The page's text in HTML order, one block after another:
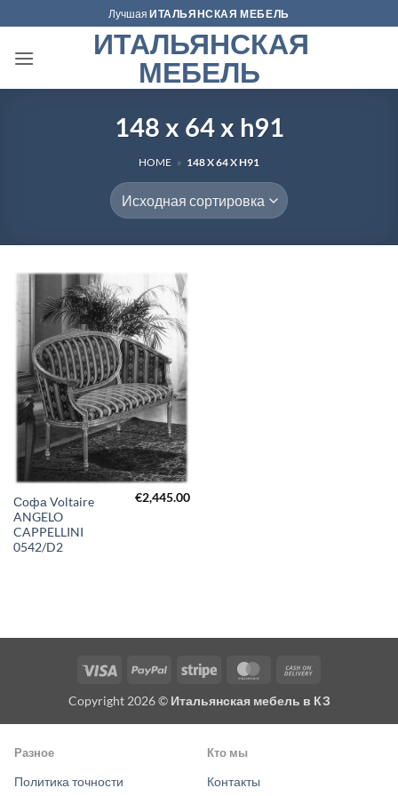
to
content
ЛучшаяИТАЛЬЯНСКАЯ МЕБЕЛЬ
ИТАЛЬЯНСКАЯ
МЕБЕЛЬ
148 x 64 x h91
HOME » 148 X 64 X H91
Софа Voltaire
ANGELO
CAPPELLINI
0542/D2
€2,445.00
Visa PayPal Stripe MasterCard
Delivery
Copyright 2026 © Итальянская мебель в КЗ
Разное
Политика точности
Кто мы
Контакты